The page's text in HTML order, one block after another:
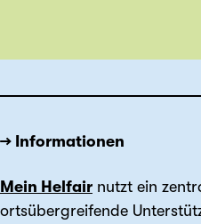
→ Informationen
Mein Helfair nutzt ein
ortsübergreifende